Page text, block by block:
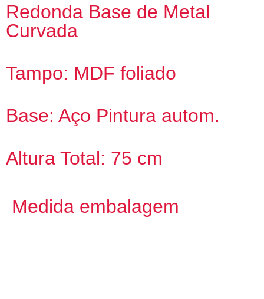
Redonda Base de Metal
Curvada
Tampo: MDF foliado
Base: Aço Pintura autom.
Altura Total: 75 cm
Medida embalagem